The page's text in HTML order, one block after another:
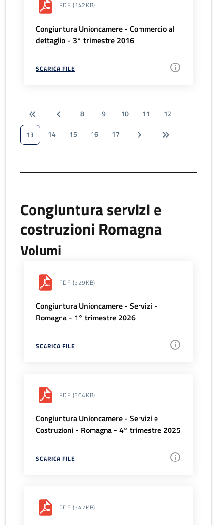
PDF (142KB)
Congiuntura Unioncamere - Commercio al
dettaglio - 3° trimestre 2016
SCARICA FILE
8 9 10 11
12
13
14 15 16 17
Congiuntura servizi e
costruzioni Romagna
Volumi
PDF (329KB)
Congiuntura Unioncamere - Servizi -
Romagna - 1° trimestre 2026
SCARICA FILE
PDF (364KB)
Congiuntura Unioncamere - Servizi e
Costruzioni - Romagna - 4° trimestre 2025
SCARICA FILE
PDF (342KB)